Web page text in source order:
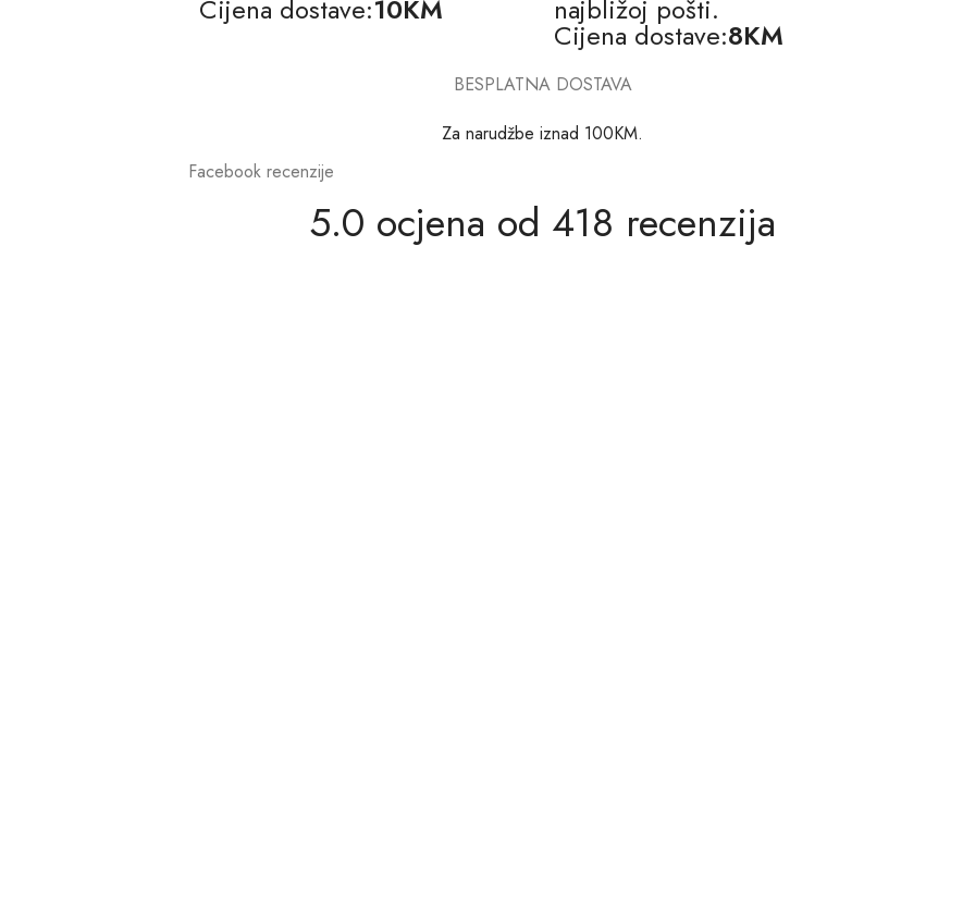
Cijena dostave:10KM najbližoj pošti.
Cijena dostave:8KM
BESPLATNA DOSTAVA
Za narudžbe iznad 100KM.
Facebook recenzije
5.0 ocjena od 418 recenzija